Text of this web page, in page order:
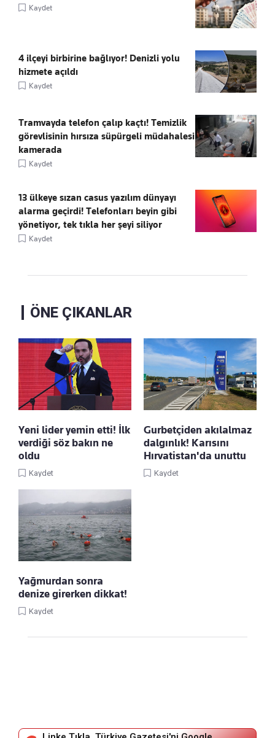
Kaydet
4 ilçeyi birbirine bağlıyor! Denizli yolu
hizmete açıldı
Kaydet
Tramvayda telefon çalıp kaçtı! Temizlik
görevlisinin hırsıza süpürgeli müdahalesi
kamerada
Kaydet
13 ülkeye sızan casus yazılım dünyayı
alarma geçirdi! Telefonları beyin gibi
yönetiyor, tek tıkla her şeyi siliyor
Kaydet
ÖNE ÇIKANLAR
Yeni lider yemin etti! İlk
verdiği söz bakın ne
oldu
Kaydet
Gurbetçiden akılalmaz
dalgınlık! Karısını
Hırvatistan'da unuttu
Kaydet
Yağmurdan sonra
denize girerken dikkat!
Kaydet